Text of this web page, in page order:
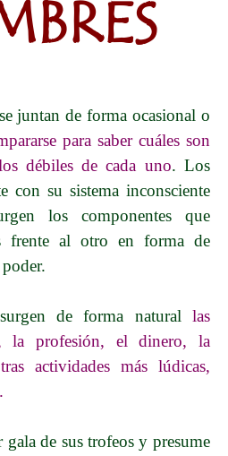
juntan de forma ocasional o
para saber cuáles son
débiles de cada uno. Los
con su sistema inconsciente
los componentes que
frente al otro en forma de
de forma natural las
la profesión, el dinero, la
actividades más lúdicas,
gala de sus trofeos y presume